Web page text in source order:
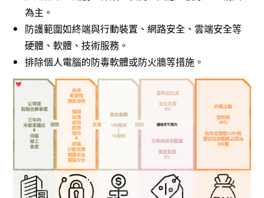
為主。
防護範圍如終端與行動裝置、網路安全、雲端安全等
硬體、軟體、技術服務。
排除個人電腦的防毒軟體或防火牆等措施。